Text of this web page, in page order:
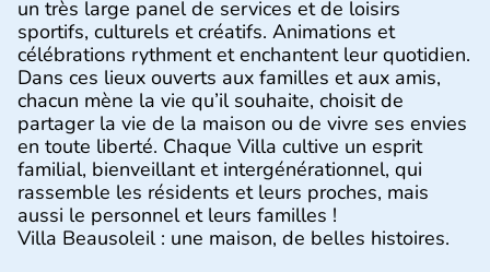
un très large panel de services et de loisirs
sportifs, culturels et créatifs. Animations et
célébrations rythment et enchantent leur quotidien.
Dans ces lieux ouverts aux familles et aux amis,
chacun mène la vie qu’il souhaite, choisit de
partager la vie de la maison ou de vivre ses envies
en toute liberté. Chaque Villa cultive un esprit
familial, bienveillant et intergénérationnel, qui
rassemble les résidents et leurs proches, mais
aussi le personnel et leurs familles !
Villa Beausoleil : une maison, de belles histoires.